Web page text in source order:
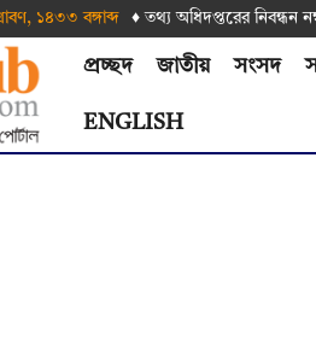
১৪৩৩ বঙ্গাব্দ ♦ তথ‌্য অ‌ধিদপ্ত‌রের নিবন্ধন
প্রচ্ছদ জাতীয় সংসদ
ENGLISH